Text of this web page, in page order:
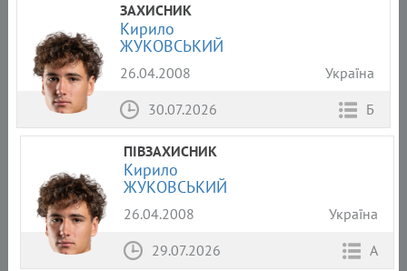
ЗАХИСНИК
Кирило
ЖУКОВСЬКИЙ
26.04.2008
Україна
30.07.2026
Б
ПІВЗАХИСНИК
Кирило
ЖУКОВСЬКИЙ
26.04.2008
Україна
29.07.2026
А